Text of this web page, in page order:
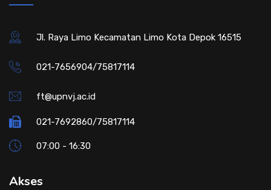
Jl. Raya Limo Kecamatan Limo Kota Depok 16515
021-7656904/75817114
ft@upnvj.ac.id
021-7692860/75817114
07:00 - 16:30
Akses